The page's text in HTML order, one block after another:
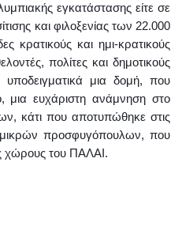
εγκατάστασης είτε σε
και φιλοξενίας των 22.000
κρατικούς και ημι-κρατικούς
πολίτες και δημοτικούς
υποδειγματικά μια δομή, που
μια ευχάριστη ανάμνηση στο
κάτι που αποτυπώθηκε στις
προσφυγόπουλων, που
χώρους του ΠΑΛΑΙ.